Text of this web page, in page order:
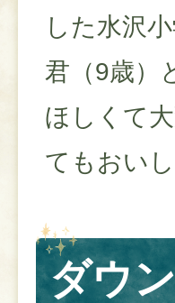
した水沢
君（9歳）
ほしくて
てもおい
ダウ